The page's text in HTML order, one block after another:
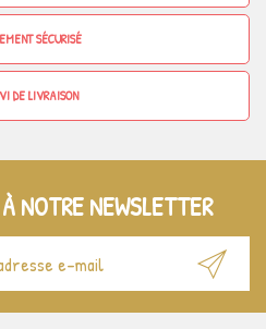
SÉCURISÉ
DE LIVRAISON
NOTRE NEWSLETTER